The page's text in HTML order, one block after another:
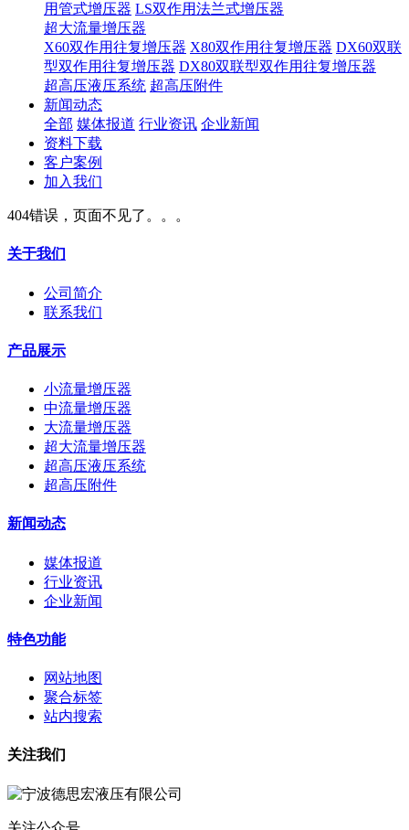
用管式增压器 LS双作用法兰式增压器
超大流量增压器
X60双作用往复增压器 X80双作用往复增压器 DX60双联
型双作用往复增压器 DX80双联型双作用往复增压器
超高压液压系统 超高压附件
新闻动态
全部 媒体报道 行业资讯 企业新闻
资料下载
客户案例
加入我们
404错误，页面不见了。。。
关于我们
公司简介
联系我们
产品展示
小流量增压器
中流量增压器
大流量增压器
超大流量增压器
超高压液压系统
超高压附件
新闻动态
媒体报道
行业资讯
企业新闻
特色功能
网站地图
聚合标签
站内搜索
关注我们